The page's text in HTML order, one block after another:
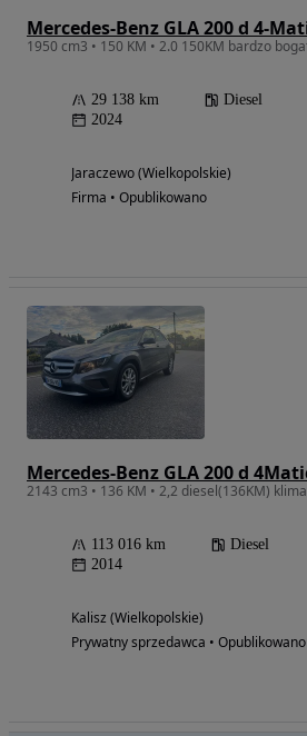
29 138 km Diesel
2024
Jaraczewo (Wielkopolskie)
Firma • Opublikowano
113 016 km Diesel
2014
Kalisz (Wielkopolskie)
Prywatny sprzedawca • Opublikowano